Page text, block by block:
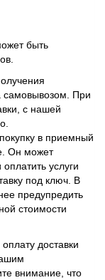
быть
самовывозом. При
с нашей
в приемный
Он может
услуги
под ключ. В
предупредить
стоимости
доставки
внимание, что